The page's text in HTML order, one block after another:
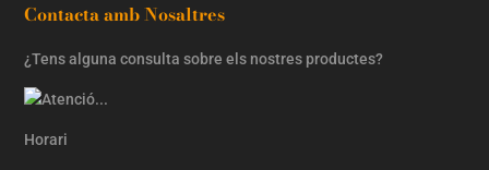
Contacta amb Nosaltres
¿Tens alguna consulta sobre els nostres productes?
Horari